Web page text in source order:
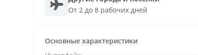
От 2 до 8 рабочих дней
Основные характеристики